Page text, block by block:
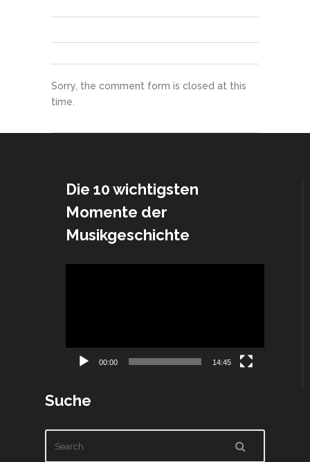
Sorry, the comment form is closed at this
time.
Die 10 wichtigsten
Momente der
Musikgeschichte
00:00 14:45
Suche